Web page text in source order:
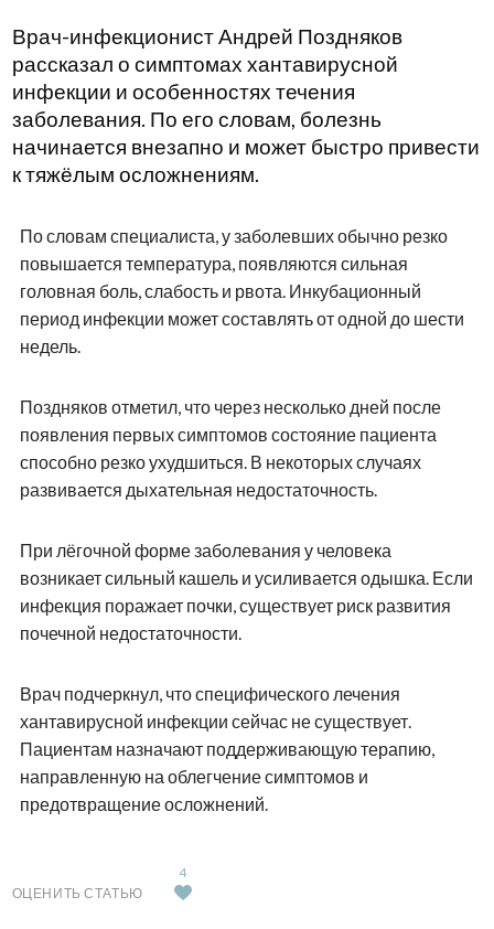
Врач-инфекционист Андрей Поздняков
рассказал о симптомах хантавирусной
инфекции и особенностях течения
заболевания. По его словам, болезнь
начинается внезапно и может быстро привести
к тяжёлым осложнениям.
По словам специалиста, у заболевших обычно резко
повышается температура, появляются сильная
головная боль, слабость и рвота. Инкубационный
период инфекции может составлять от одной до шести
недель.
Поздняков отметил, что через несколько дней после
появления первых симптомов состояние пациента
способно резко ухудшиться. В некоторых случаях
развивается дыхательная недостаточность.
При лёгочной форме заболевания у человека
возникает сильный кашель и усиливается одышка. Если
инфекция поражает почки, существует риск развития
почечной недостаточности.
Врач подчеркнул, что специфического лечения
хантавирусной инфекции сейчас не существует.
Пациентам назначают поддерживающую терапию,
направленную на облегчение симптомов и
предотвращение осложнений.
ОЦЕНИТЬ СТАТЬЮ
4